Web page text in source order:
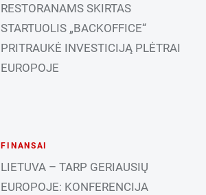
RESTORANAMS SKIRTAS
STARTUOLIS „BACKOFFICE“
PRITRAUKĖ INVESTICIJĄ PLĖTRAI
EUROPOJE
FINANSAI
LIETUVA – TARP GERIAUSIŲ
EUROPOJE: KONFERENCIJA